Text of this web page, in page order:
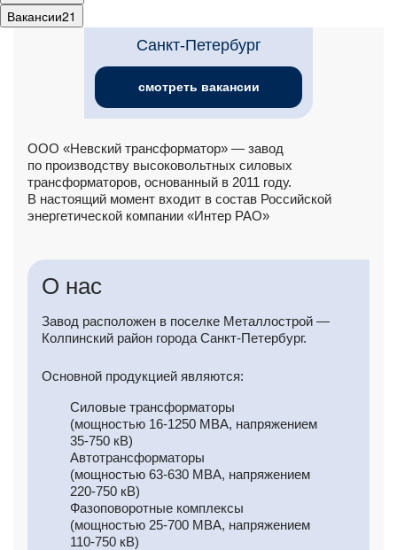
Вакансии21
Санкт-Петербург
смотреть вакансии
ООО «Невский трансформатор» — завод
по производству высоковольтных силовых
трансформаторов, основанный в 2011 году.
В настоящий момент входит в состав Российской
энергетической компании «Интер РАО»
О нас
Завод расположен в поселке Металлострой —
Колпинский район города Санкт-Петербург.
Основной продукцией являются:
Силовые трансформаторы
(мощностью 16‑1250 МВА, напряжением
35‑750 кВ)
Автотрансформаторы
(мощностью 63‑630 МВА, напряжением
220‑750 кВ)
Фазоповоротные комплексы
(мощностью 25‑700 МВА, напряжением
110‑750 кВ)